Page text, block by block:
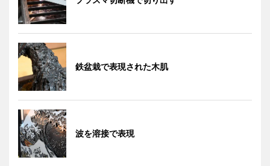
鉄盆栽で表現された木肌
波を溶接で表現